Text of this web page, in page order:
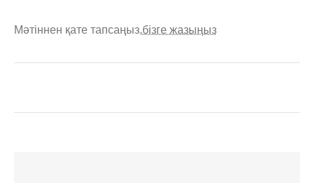
Мәтіннен қате тапсаңыз,бізге жазыңыз